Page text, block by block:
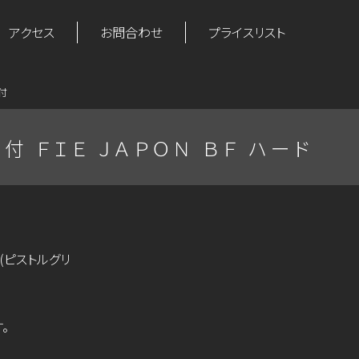
アクセス お問合わせ プライスリスト
ＦＩＥ ＪＡＰＯＮ ＢＦ ハード
ストルグリ